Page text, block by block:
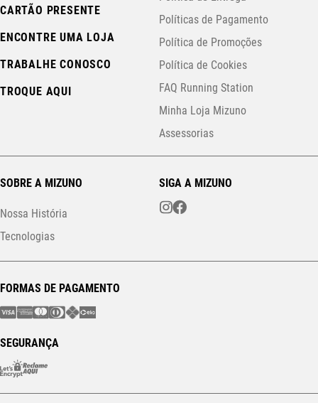
CARTÃO PRESENTE
ENCONTRE UMA LOJA
TRABALHE CONOSCO
TROQUE AQUI
Políticas de Pagamento
Política de Promoções
Política de Cookies
FAQ Running Station
Minha Loja Mizuno
Assessorias
SOBRE A MIZUNO
Nossa História
Tecnologias
SIGA A MIZUNO
FORMAS DE PAGAMENTO
SEGURANÇA